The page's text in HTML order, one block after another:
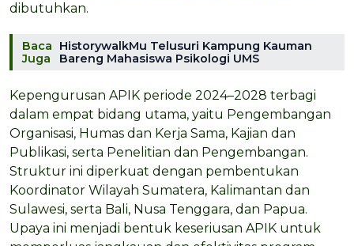
dibutuhkan.
Baca
Juga
HistorywalkMu Telusuri Kampung Kauman
Bareng Mahasiswa Psikologi UMS
Kepengurusan APIK periode 2024–2028 terbagi
dalam empat bidang utama, yaitu Pengembangan
Organisasi, Humas dan Kerja Sama, Kajian dan
Publikasi, serta Penelitian dan Pengembangan.
Struktur ini diperkuat dengan pembentukan
Koordinator Wilayah Sumatera, Kalimantan dan
Sulawesi, serta Bali, Nusa Tenggara, dan Papua.
Upaya ini menjadi bentuk keseriusan APIK untuk